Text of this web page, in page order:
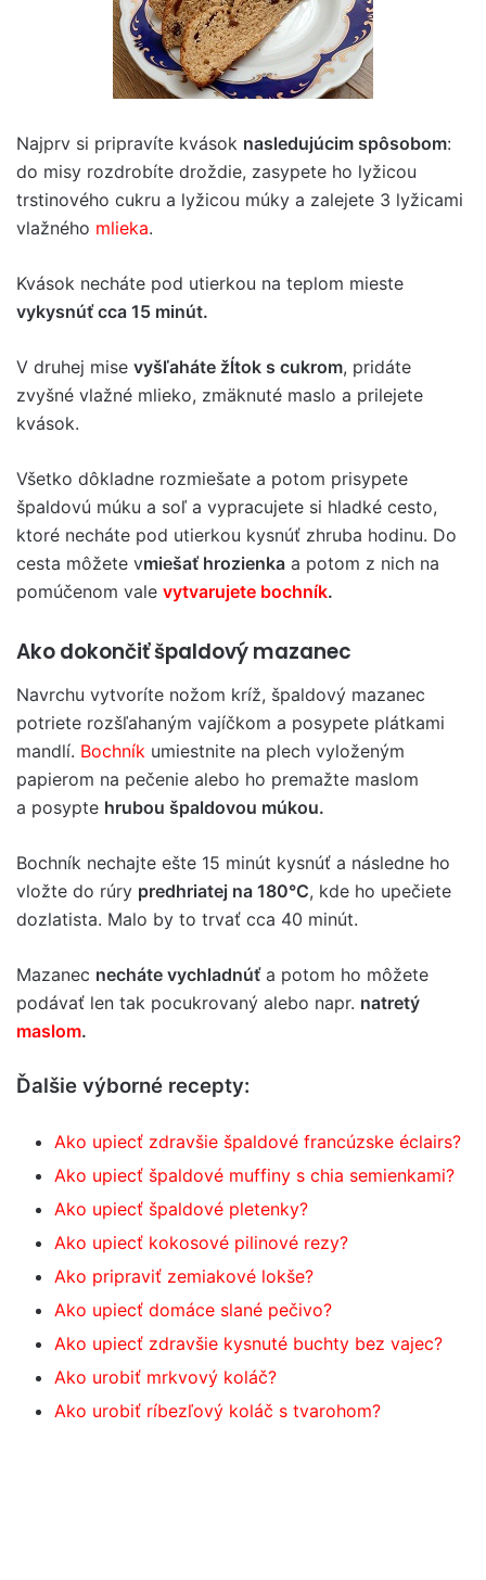
Najprv si pripravíte kvások nasledujúcim spôsobom:
do misy rozdrobíte droždie, zasypete ho lyžicou
trstinového cukru a lyžicou múky a zalejete 3 lyžicami
vlažného mlieka.
Kvások necháte pod utierkou na teplom mieste
vykysnúť cca 15 minút.
V druhej mise vyšľaháte žĺtok s cukrom, pridáte
zvyšné vlažné mlieko, zmäknuté maslo a prilejete
kvások.
Všetko dôkladne rozmiešate a potom prisypete
špaldovú múku a soľ a vypracujete si hladké cesto,
ktoré necháte pod utierkou kysnúť zhruba hodinu. Do
cesta môžete vmiešať hrozienka a potom z nich na
pomúčenom vale vytvarujete bochník.
Ako dokončiť špaldový mazanec
Navrchu vytvoríte nožom kríž, špaldový mazanec
potriete rozšľahaným vajíčkom a posypete plátkami
mandlí. Bochník umiestnite na plech vyloženým
papierom na pečenie alebo ho premažte maslom
a posypte hrubou špaldovou múkou.
Bochník nechajte ešte 15 minút kysnúť a následne ho
vložte do rúry predhriatej na 180°C, kde ho upečiete
dozlatista. Malo by to trvať cca 40 minút.
Mazanec necháte vychladnúťa potom ho môžete
podávať len tak pocukrovaný alebo napr. natretý
maslom.
Ďalšie výborné recepty:
Ako upiecť zdravšie špaldové francúzske éclairs?
Ako upiecť špaldové muffiny s chia semienkami?
Ako upiecť špaldové pletenky?
Ako upiecť kokosové pilinové rezy?
Ako pripraviť zemiakové lokše?
Ako upiecť domáce slané pečivo?
Ako upiecť zdravšie kysnuté buchty bez vajec?
Ako urobiť mrkvový koláč?
Ako urobiť ríbezľový koláč s tvarohom?